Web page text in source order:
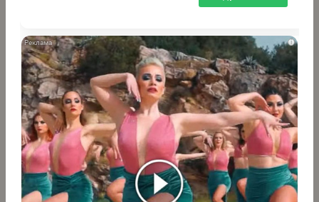
i